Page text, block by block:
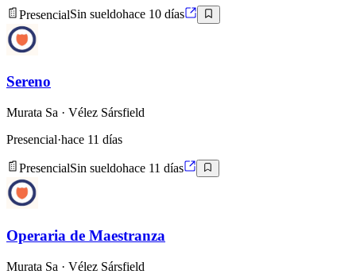
PresencialSin sueldohace 10 días
Sereno
Murata Sa · Vélez Sársfield
Presencial·hace 11 días
PresencialSin sueldohace 11 días
Operaria de Maestranza
Murata Sa · Vélez Sársfield